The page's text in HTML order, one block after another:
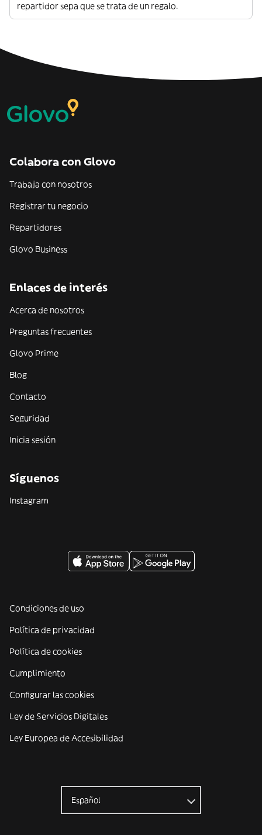
repartidor sepa que se trata de un regalo.
Colabora con Glovo
Trabaja con nosotros
Registrar tu negocio
Repartidores
Glovo Business
Enlaces de interés
Acerca de nosotros
Preguntas frecuentes
Glovo Prime
Blog
Contacto
Seguridad
Inicia sesión
Síguenos
Instagram
Condiciones de uso
Política de privacidad
Política de cookies
Cumplimiento
Configurar las cookies
Ley de Servicios Digitales
Ley Europea de Accesibilidad